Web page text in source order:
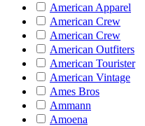
American Apparel
American Crew
American Crew
American Outfiters
American Tourister
American Vintage
Ames Bros
Ammann
Amoena